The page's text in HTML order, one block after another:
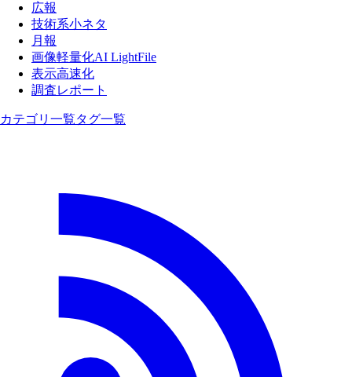
広報
技術系小ネタ
月報
画像軽量化AI LightFile
表示高速化
調査レポート
カテゴリ一覧タグ一覧